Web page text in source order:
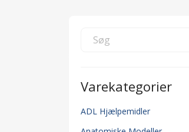
Varekategorier
ADL Hjælpemidler